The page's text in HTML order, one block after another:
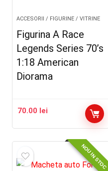
ACCESORII / FIGURINE / VITRINE
Figurina A Race
Legends Series 70’s
1:18 American
Diorama
70.00 lei
NOU IN STOC